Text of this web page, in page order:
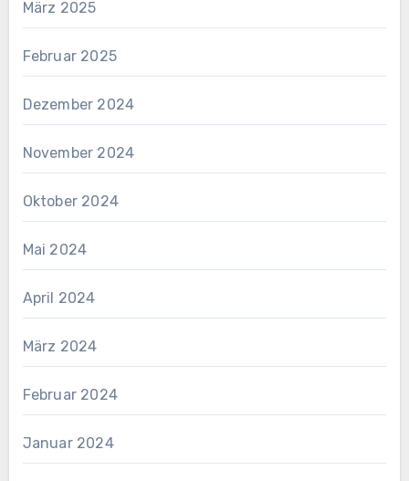
März 2025
Februar 2025
Dezember 2024
November 2024
Oktober 2024
Mai 2024
April 2024
März 2024
Februar 2024
Januar 2024